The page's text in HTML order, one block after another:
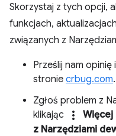
Skorzystaj z tych opcji,
funkcjach,
związanych z
Prześlij nam
stronie crbug.com.
Zgłoś problem z
klikając
more_vert Więcej
z Narzędziami